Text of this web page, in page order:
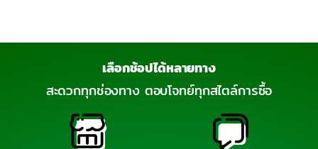
เลือกช้อปได้หลายทาง
สะดวกทุกช่องทาง ตอบโจทย์ทุกสไตล์การซื้อ